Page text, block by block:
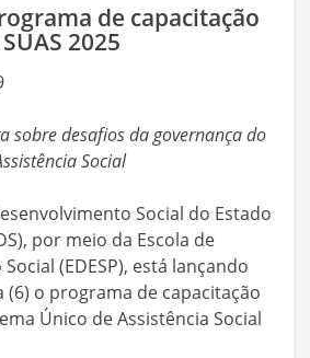
de capacitação
2025
sobre desafios da governança do
Social
Social do Estado
por meio da Escola de
(EDESP), está lançando
o programa de capacitação
Único de Assistência Social